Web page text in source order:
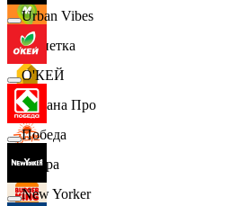
Монетка
Лемана Про
7 утра
Urban Vibes
О'КЕЙ
Победа
New Yorker